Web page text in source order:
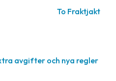
To Fraktjakt
avgifter och nya regler